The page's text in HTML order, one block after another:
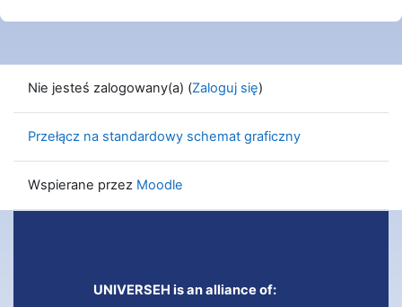
Nie jesteś zalogowany(a) (Zaloguj się)
Przełącz na standardowy schemat graficzny
Wspierane przez Moodle
UNIVERSEH is an alliance of: